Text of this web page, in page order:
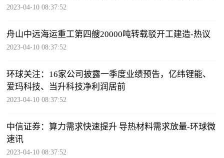
2023-04-10 08:37:52
舟山中远海运重工第四艘20000吨转载驳开工建造-热议
2023-04-10 08:37:52
环球关注：16家公司披露一季度业绩预告，亿纬锂能、
爱玛科技、当升科技净利润居前
2023-04-10 08:37:52
中信证券：算力需求快速提升 导热材料需求放量-环球微
速讯
2023-04-10 08:37:52